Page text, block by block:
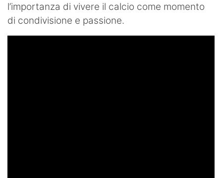
l’importanza di vivere il calcio come momento
di condivisione e passione.